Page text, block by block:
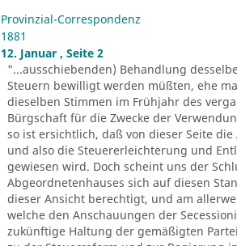
Provinzial-Correspondenz
1881
12. Januar , Seite 2
"...ausschiebenden) Behandlung
Steuern bewilligt werden müßten, ehe
dieselben Stimmen im Frühjahr des
Bürgschaft für die Zwecke der
so ist ersichtlich, daß von dieser Seite
und also die Steuererleichterung und
gewiesen wird. Doch scheint uns der
Abgeordnetenhauses sich auf diesen
dieser Ansicht berechtigt, und am
welche den Anschauungen der
zukünftige Haltung der gemäßigten